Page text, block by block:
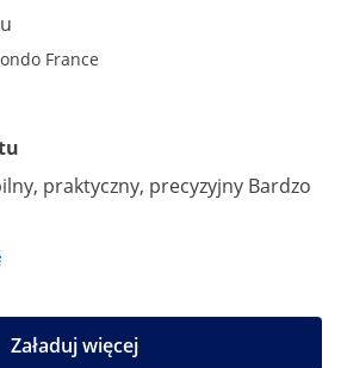
France
praktyczny, precyzyjny Bardzo
Załaduj więcej